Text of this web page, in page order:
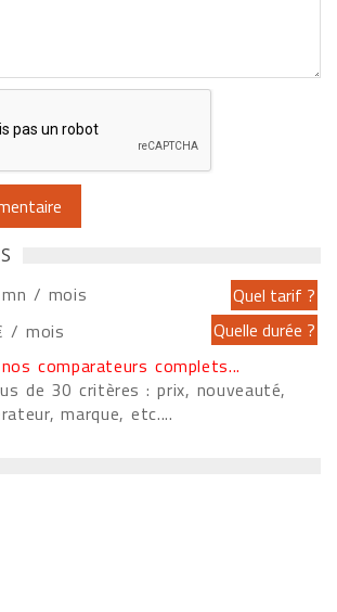
mn / mois
/ mois
comparateurs complets...
de 30 critères : prix, nouveauté,
marque, etc....